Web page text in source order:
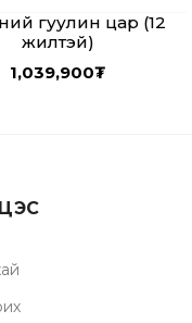
гуулин цар (12
жилтэй)
1,039,900₮